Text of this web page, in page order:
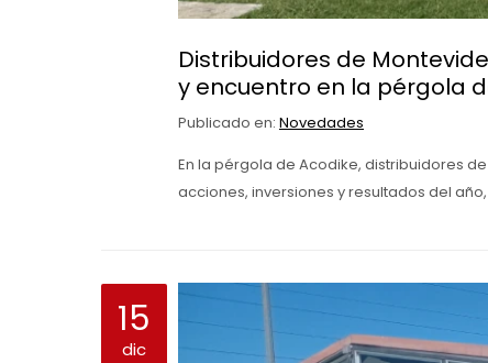
Distribuidores de
y encuentro en la pérgola
Publicado en: Novedades
En la pérgola de Acodike, distribuidores
acciones, inversiones y resultados del
15
dic